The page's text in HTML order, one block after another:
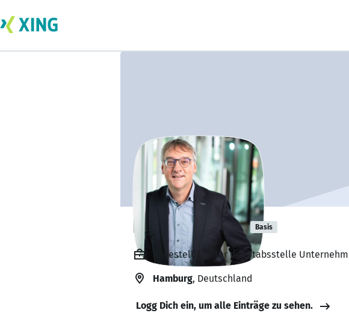
Rüdiger Scharf Basis
Angestellt, Leiter der Stabsstelle
Hamburg, Deutschland
Logg Dich ein, um alle Einträge zu sehen.